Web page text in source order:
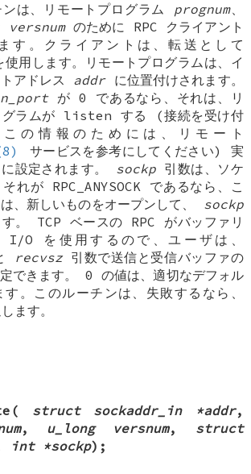
ンは、リモートプログラム prognum、
versnumのために RPC クライアント
す。クライアントは、転送として
用します。リモートプログラムは、イ
アドレス addrに位置付けされます。
が 0 であるなら、それは、リ
グラムが listen する (接続を受け付
の情報のためには、リモート
サービスを参考にしてください) 実
設定されます。 sockp 引数は、ソケ
それが RPC_ANYSOCK であるなら、こ
、新しいものをオープンして、 sockp
す。 TCP ベースの RPC がバッファリ
I/O を使用するので、ユーザは、
recvsz引数で送信と受信バッファの
できます。 0 の値は、適切なデフォル
す。このルーチンは、失敗するなら、
ます。
( struct sockaddr_in *addr,
, u_long versnum, struct
int *sockp);